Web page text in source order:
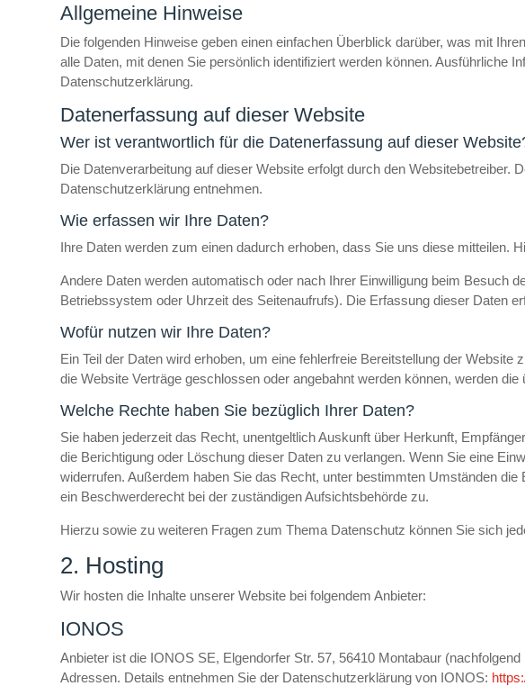
Allgemeine Hinweise
Die folgenden Hinweise geben einen einfachen Überblick darüber, was mit
alle Daten, mit denen Sie persönlich identifiziert werden können. Ausführliche
Datenschutzerklärung.
Datenerfassung auf dieser Website
Wer ist verantwortlich für die Datenerfassung auf dieser
Die Datenverarbeitung auf dieser Website erfolgt durch den Websitebetreiber.
Datenschutzerklärung entnehmen.
Wie erfassen wir Ihre Daten?
Ihre Daten werden zum einen dadurch erhoben, dass Sie uns diese mitteilen.
Andere Daten werden automatisch oder nach Ihrer Einwilligung beim Besuch
Betriebssystem oder Uhrzeit des Seitenaufrufs). Die Erfassung dieser Daten
Wofür nutzen wir Ihre Daten?
Ein Teil der Daten wird erhoben, um eine fehlerfreie Bereitstellung der
die Website Verträge geschlossen oder angebahnt werden können, werden
Welche Rechte haben Sie bezüglich Ihrer Daten?
Sie haben jederzeit das Recht, unentgeltlich Auskunft über Herkunft,
die Berichtigung oder Löschung dieser Daten zu verlangen. Wenn Sie eine
widerrufen. Außerdem haben Sie das Recht, unter bestimmten Umständen
ein Beschwerderecht bei der zuständigen Aufsichtsbehörde zu.
Hierzu sowie zu weiteren Fragen zum Thema Datenschutz können Sie sich
2. Hosting
Wir hosten die Inhalte unserer Website bei folgendem Anbieter:
IONOS
Anbieter ist die IONOS SE, Elgendorfer Str. 57, 56410 Montabaur
Adressen. Details entnehmen Sie der Datenschutzerklärung von IONOS: